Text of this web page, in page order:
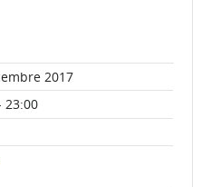
2017
23:00